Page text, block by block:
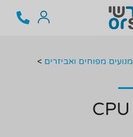
מנועים מפוחים ואביזרים >